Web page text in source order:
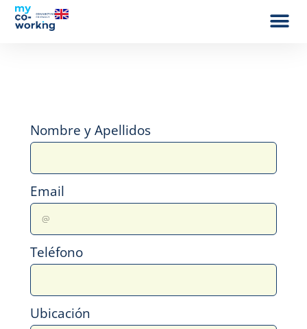
Nombre y Apellidos
Email
Teléfono
Ubicación